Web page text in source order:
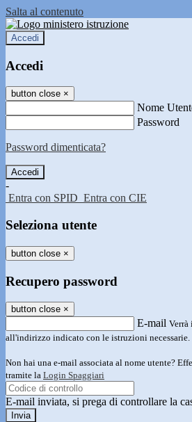
Salta al contenuto
Accedi
Accedi
button close ×
Nome
Password
Password dimenticata?
-
Entra con SPID Entra con CIE
Seleziona utente
button close ×
Recupero password
button close ×
E-mail Verrà
all'indirizzo indicato con le istruzioni necessarie.
Non hai una e-mail associata al nome utente?
tramite la Login Spaggiari
E-mail inviata, si prega di controllare la